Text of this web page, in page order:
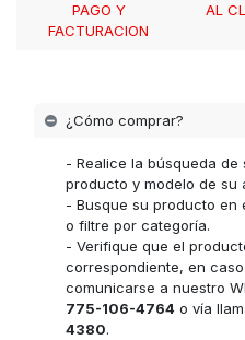
PAGO Y
FACTURACION
AL
¿Cómo comprar?
- Realice la búsqueda
producto y modelo de su
- Busque su producto en
o filtre por categoría.
- Verifique que el
correspondiente, en
comunicarse a nuestro
775-106-4764 o vía
4380.